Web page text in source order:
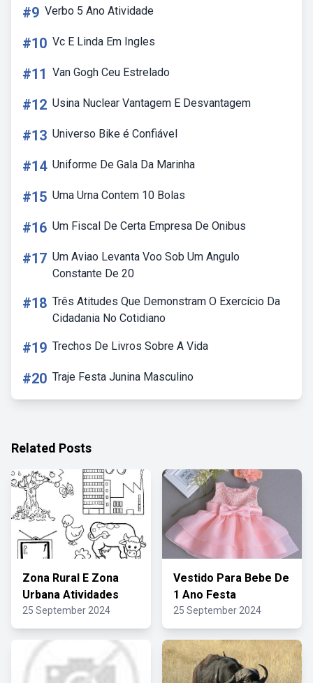
#9 Verbo 5 Ano Atividade
#10 Vc E Linda Em Ingles
#11 Van Gogh Ceu Estrelado
#12 Usina Nuclear Vantagem E Desvantagem
#13 Universo Bike é Confiável
#14 Uniforme De Gala Da Marinha
#15 Uma Urna Contem 10 Bolas
#16 Um Fiscal De Certa Empresa De Onibus
#17 Um Aviao Levanta Voo Sob Um Angulo
Constante De 20
#18 Três Atitudes Que Demonstram O Exercício Da
Cidadania No Cotidiano
#19 Trechos De Livros Sobre A Vida
#20 Traje Festa Junina Masculino
Related Posts
Zona Rural E Zona
Urbana Atividades
25 September 2024
Vestido Para Bebe De
1 Ano Festa
25 September 2024